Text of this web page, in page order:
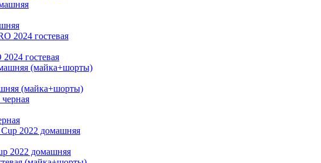
гостевая
(майка+шорты)
2022 домашняя